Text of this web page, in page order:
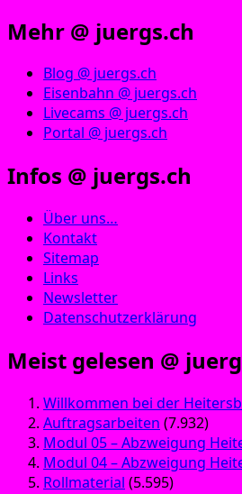
Mehr @ juergs.ch
Blog @ juergs.ch
Eisenbahn @ juergs.ch
Livecams @ juergs.ch
Portal @ juergs.ch
Infos @ juergs.ch
Über uns…
Kontakt
Sitemap
Links
Newsletter
Datenschutzerklärung
Meist gelesen @
Willkommen bei der
Auftragsarbeiten (7.932)
Modul 05 – Abzweigung
Modul 04 – Abzweigung
Rollmaterial (5.595)